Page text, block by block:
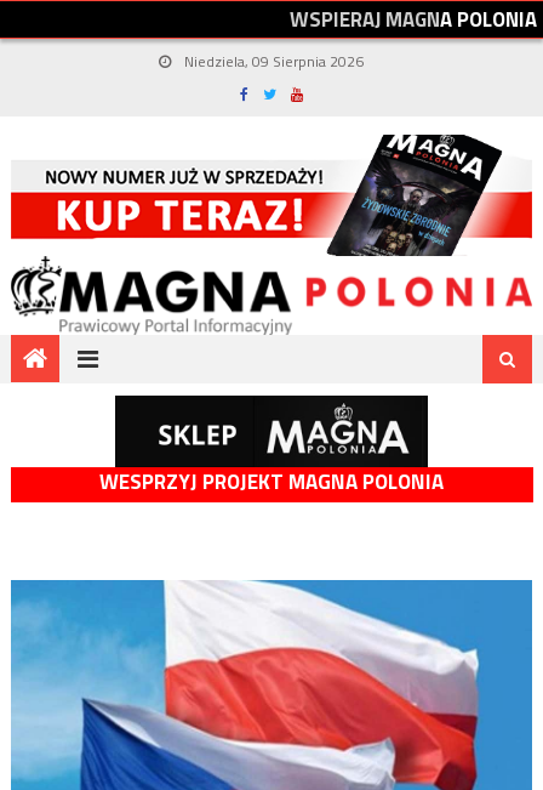
WSPIERAJMAGNAPOLONIA
Niedziela, 09 Sierpnia 2026
WESPRZYJ PROJEKT MAGNA POLONIA